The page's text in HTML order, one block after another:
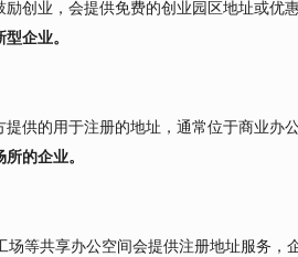
创业，会提供免费的创业园区地址或优
企业。
供的用于注册的地址，通常位于商业办
的企业。
场等共享办公空间会提供注册地址服务，